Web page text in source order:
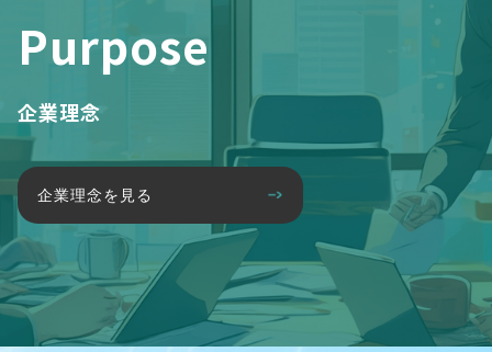
Purpose
企業理念
企業理念を見る